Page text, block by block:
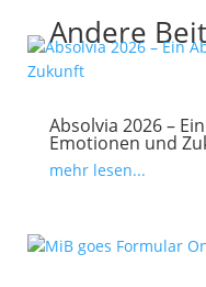
Andere
Absolvia 2026 –
Emotionen und
mehr lesen...